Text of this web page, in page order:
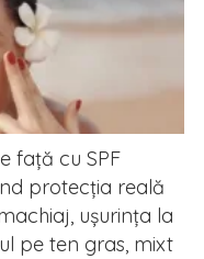
față cu SPF
protecția reală
ușurința la
pe ten gras, mixt